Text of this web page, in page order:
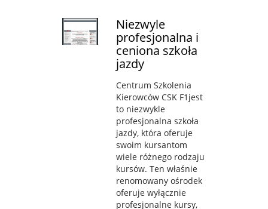
Niezwyle
profesjonalna i
ceniona szkoła
jazdy
Centrum Szkolenia
Kierowców CSK F1jest
to niezwykle
profesjonalna szkoła
jazdy, która oferuje
swoim kursantom
wiele różnego rodzaju
kursów. Ten właśnie
renomowany ośrodek
oferuje wyłącznie
profesjonalne kursy,